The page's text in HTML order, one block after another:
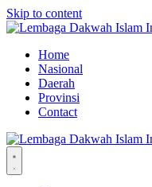
Skip to content
Home
Nasional
Daerah
Provinsi
Contact